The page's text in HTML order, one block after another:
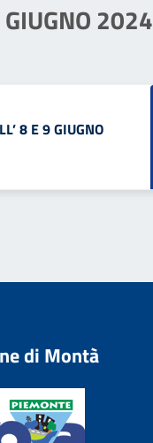
2024
8 E 9 GIUGNO
di Montà